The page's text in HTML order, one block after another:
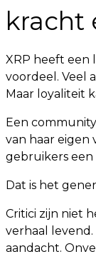
kracht
XRP heeft een
voordeel. Veel
Maar loyaliteit
Een
van haar eigen
gebruikers een
Dat is het
Critici zijn niet
verhaal
aandacht.